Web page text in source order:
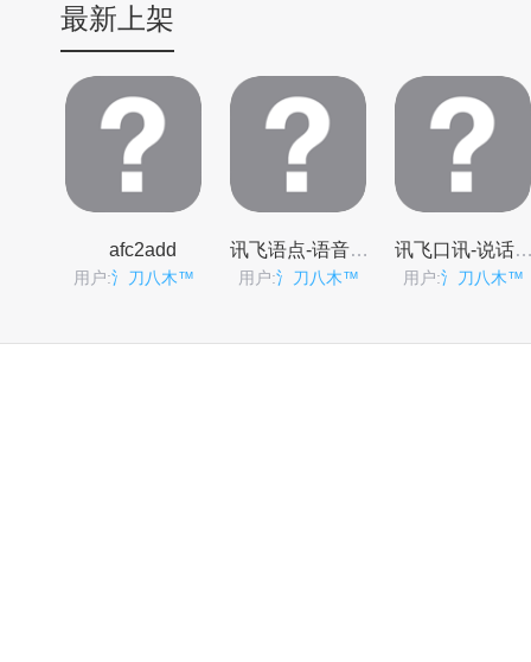
最新上架
afc2add
用户:氵刀八木™
讯飞语点-语音助手
用户:氵刀八木™
讯飞口讯-说话
用户:氵刀八木™